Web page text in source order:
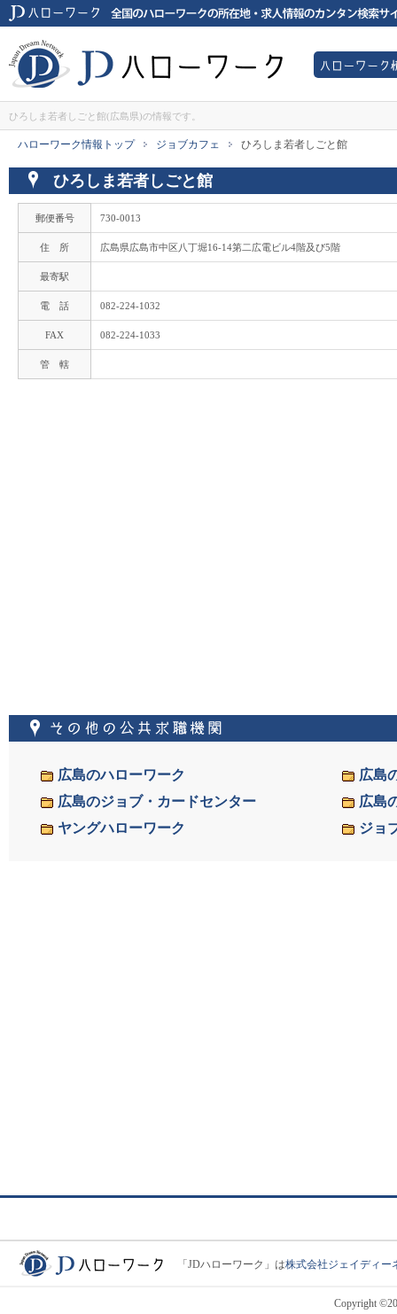
ひろしま若者しごと館(広島県)の情報です。
ハローワーク情報トップ
ジョブカフェ
ひろしま若者しごと館
ひろしま若者しごと館
郵便番号 730-0013
住 所 広島県広島市中区八丁堀16-14第二広電ビル4階及び5階
最寄駅
電 話 082-224-1032
FAX 082-224-1033
管 轄
広島のハローワーク
広島
広島のジョブ・カードセンター
広島
ヤングハローワーク
ジョ
「JDハローワーク」は株式会社ジェイディー
Copyright